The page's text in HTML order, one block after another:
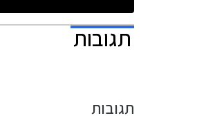
תגובות
תגובות